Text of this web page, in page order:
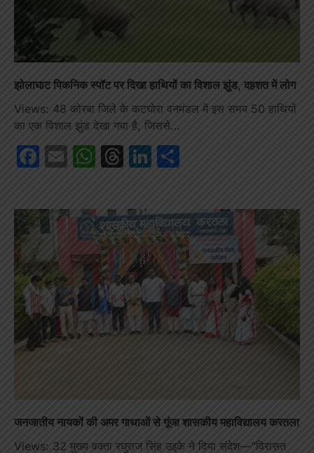
झोलाघाट पिकनिक स्पॉट पर दिखा हाथियों का विशाल झुंड, दहशत में लोग
Views: 48 कोरबा जिले के कटघोरा वनमंडल में इस समय 50 हाथियों
का एक विशाल झुंड देखा गया है, जिससे…
Facebook
EmailWhatsApp
Threads
LinkedIn
जनजातीय नायकों की अमर गाथाओं से गूंजा शासकीय महाविद्यालय करतला
Views: 32 मुख्य वक्ता रघुराज सिंह उइके ने दिया संदेश—“विरासत